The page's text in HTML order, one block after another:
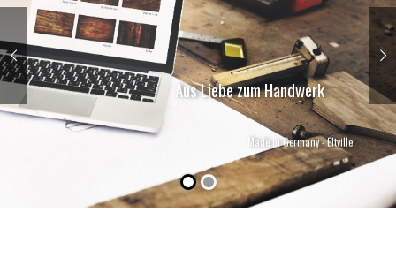
Aus Liebe zum Handwerk
Made in Germany - Eltville